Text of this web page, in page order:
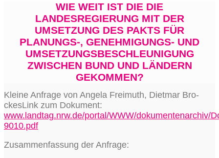
WIE WEIT IST DIE DIE
LANDESREGIERUNG MIT DER
UMSETZUNG DES PAKTS FÜR
PLANUNGS‑, GENEHMIGUNGS- UND
UMSETZUNGSBESCHLEUNIGUNG
ZWISCHEN BUND UND LÄNDERN
GEKOMMEN?
Klei­ne Anfra­ge von Ange­la Frei­muth, Diet­mar Bro­
ckes­Link zum Doku­ment:
www.landtag.nrw.de/portal/WWW/dokumentenarchiv/
9010.pdf
Zusam­men­fas­sung der Anfrage: